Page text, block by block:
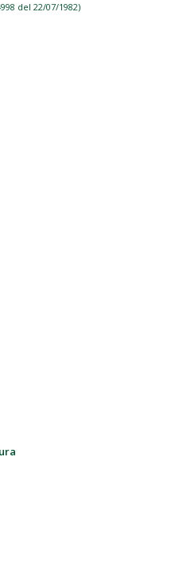
del 22/07/1982)